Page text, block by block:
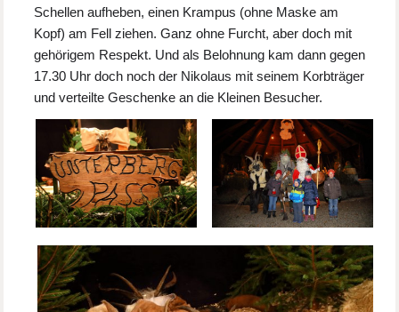
Schellen aufheben, einen Krampus (ohne Maske am
Kopf) am Fell ziehen. Ganz ohne Furcht, aber doch mit
gehörigem Respekt. Und als Belohnung kam dann gegen
17.30 Uhr doch noch der Nikolaus mit seinem Korbträger
und verteilte Geschenke an die Kleinen Besucher.